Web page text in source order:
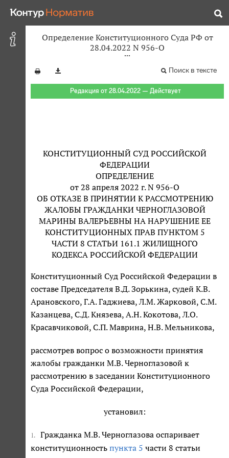
Определение Конституционного Суда РФ от
28.04.2022 N 956-О
Поиск в тексте
Редакция от 28.04.2022 — Действует
КОНСТИТУЦИОННЫЙ СУД РОССИЙСКОЙ
ФЕДЕРАЦИИ
ОПРЕДЕЛЕНИЕ
от 28 апреля 2022 г. N 956-О
ОБ ОТКАЗЕ В ПРИНЯТИИ К РАССМОТРЕНИЮ
ЖАЛОБЫ ГРАЖДАНКИ ЧЕРНОГЛАЗОВОЙ
МАРИНЫ ВАЛЕРЬЕВНЫ НА НАРУШЕНИЕ ЕЕ
КОНСТИТУЦИОННЫХ ПРАВ ПУНКТОМ 5
ЧАСТИ 8 СТАТЬИ 161.1 ЖИЛИЩНОГО
КОДЕКСА РОССИЙСКОЙ ФЕДЕРАЦИИ
Конституционный Суд Российской Федерации в
составе Председателя В.Д. Зорькина, судей К.В.
Арановского, Г.А. Гаджиева, Л.М. Жарковой, С.М.
Казанцева, С.Д. Князева, А.Н. Кокотова, Л.О.
Красавчиковой, С.П. Маврина, Н.В. Мельникова,
рассмотрев вопрос о возможности принятия
жалобы гражданки М.В. Черноглазовой к
рассмотрению в заседании Конституционного
Суда Российской Федерации,
установил:
1.
Гражданка М.В. Черноглазова оспаривает
конституционность пункта 5 части 8 статьи